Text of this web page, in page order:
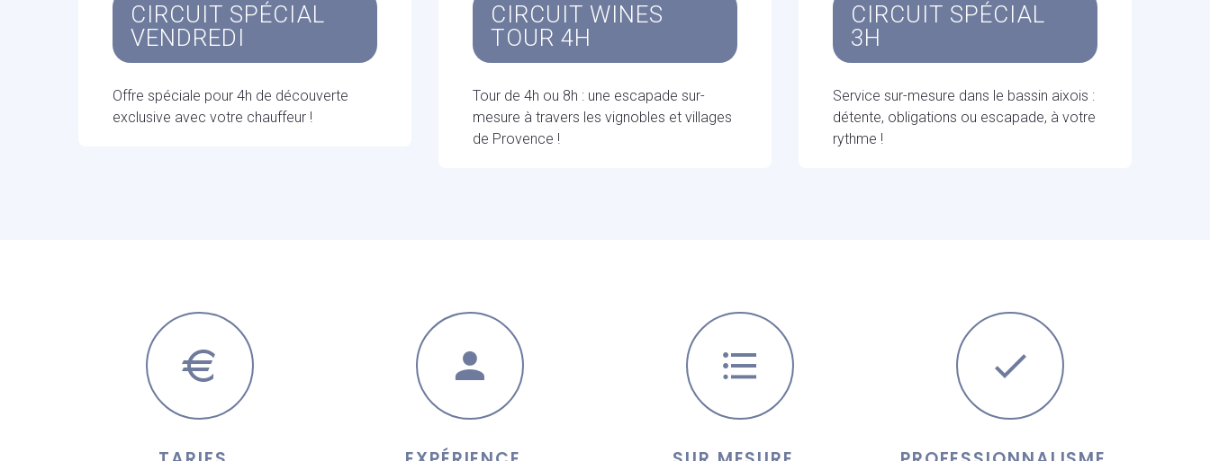
CIRCUIT SPÉCIAL
VENDREDI
Offre spéciale pour 4h de découverte
exclusive avec votre chauffeur !
CIRCUIT WINES
TOUR 4H
Tour de 4h ou 8h : une escapade sur-
mesure à travers les vignobles et villages
de Provence !
CIRCUIT SPÉCIAL
3H
Service sur-mesure dans le bassin aixois :
détente, obligations ou escapade, à votre
rythme !